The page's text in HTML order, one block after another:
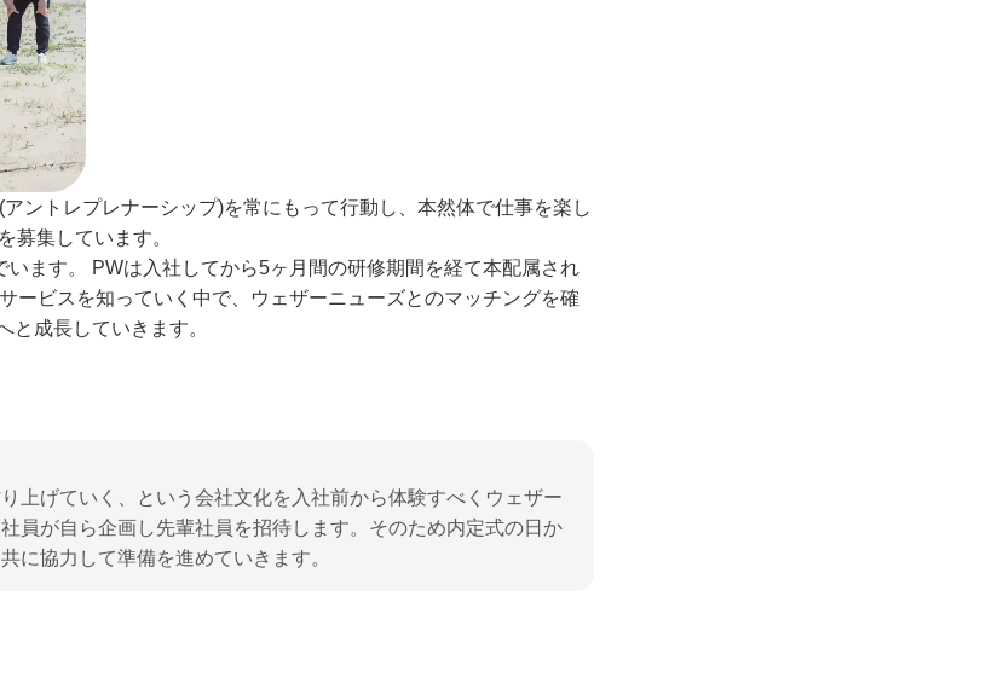
ントレプレナーシップ)を常にもって行動し、本然体で仕事を楽し
募集しています。
ます。 PWは入社してから5ヶ月間の研修期間を経て本配属され
ービスを知っていく中で、ウェザーニューズとのマッチングを確
成長していきます。
上げていく、という会社文化を入社前から体験すべくウェザー
員が自ら企画し先輩社員を招待します。そのため内定式の日か
に協力して準備を進めていきます。